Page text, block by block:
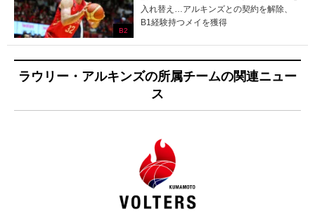
B2
入れ替え…アルキンズとの契約を解除、
B1経験持つメイを獲得
ラウリー・アルキンズの所属チームの関連ニュー
ス